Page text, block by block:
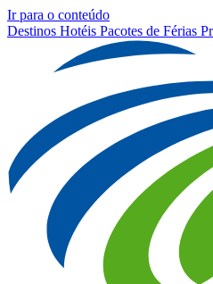
Ir para o conteúdo
Destinos Hotéis Pacotes de Férias